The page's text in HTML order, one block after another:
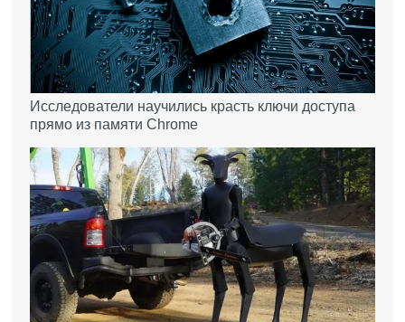
Исследователи научились красть ключи доступа
прямо из памяти Chrome